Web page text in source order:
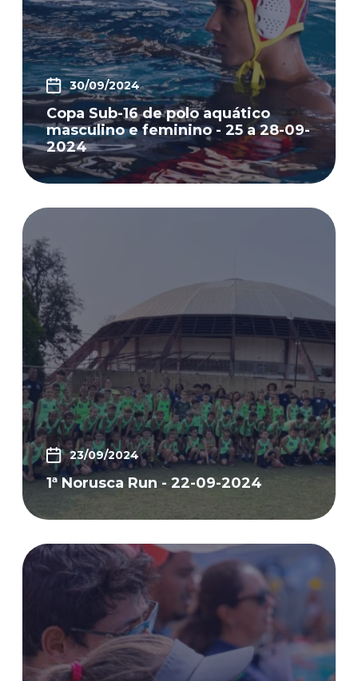
30/09/2024
Copa Sub-16 de polo aquático
masculino e feminino - 25 a 28-09-
2024
23/09/2024
1ª Norusca Run - 22-09-2024